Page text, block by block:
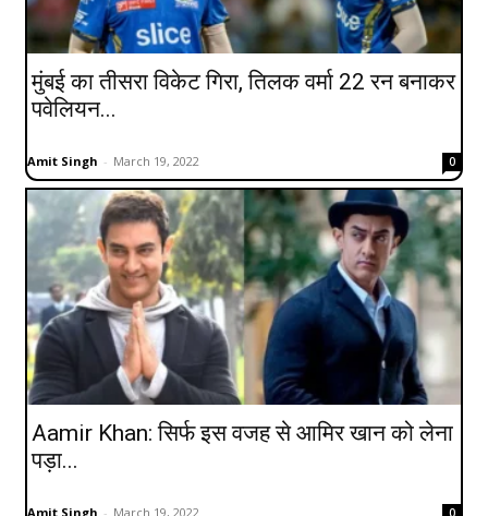
मुंबई का तीसरा विकेट गिरा, तिलक वर्मा 22 रन बनाकर
पवेलियन...
Amit Singh - March 19, 2022 0
Aamir Khan: सिर्फ इस वजह से आमिर खान को लेना
पड़ा...
Amit Singh - March 19, 2022 0